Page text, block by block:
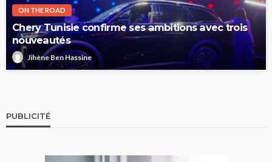
ON THE ROAD
Chery Tunisie confirme ses ambitions avec trois
nouveautés
Jihène Ben Hassine
PUBLICITÉ